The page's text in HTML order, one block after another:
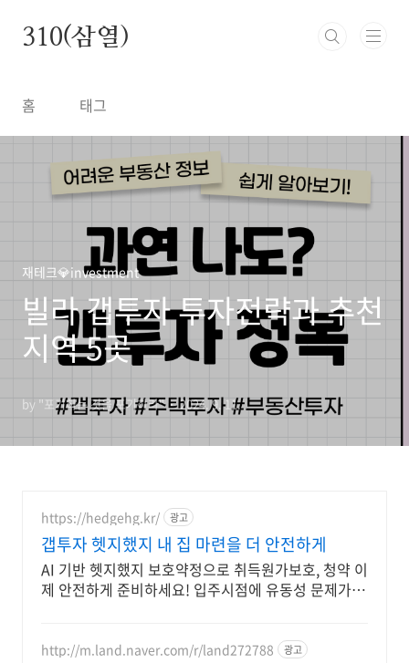
310(삼열)
홈 태그
재테크💎investment
빌라 갭투자 투자전략과 추천
지역 5곳
by "포기하는 것을 포기하라" 2024. 9. 11.
https://hedgehg.kr/ 광고
갭투자 헷지했지 내 집 마련을 더 안전하게
AI 기반 헷지했지 보호약정으로 취득원가보호, 청약 이
제 안전하게 준비하세요! 입주시점에 유동성 문제가
http://m.land.naver.com/r/land272788 광고